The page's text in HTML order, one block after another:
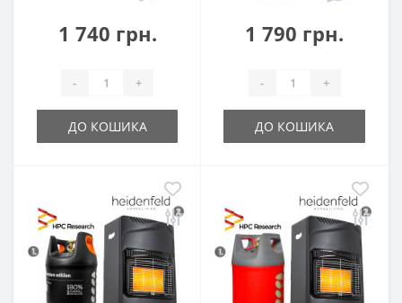
1 740 грн.
- +
ДО КОШИКА
1 790 грн.
- +
ДО КОШИКА